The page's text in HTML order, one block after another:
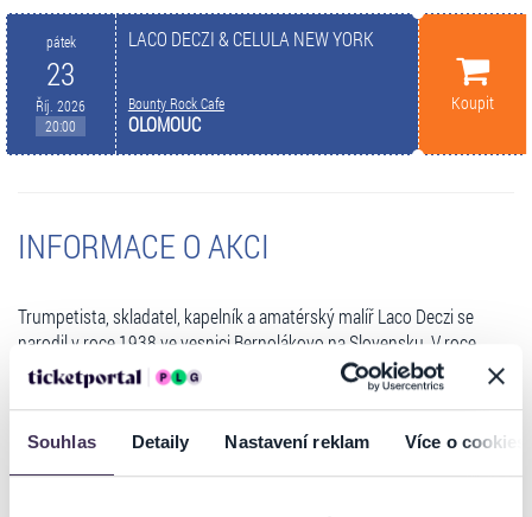
Souhlas Detaily Nastavení reklam Více o cookies
pátek
23
Říj. 2026
20:00
LACO DECZI & CELULA NEW YORK
Bounty Rock Cafe
OLOMOUC
Koupit
INFORMACE O AKCI
Trumpetista, skladatel, kapelník a amatérský malíř Laco Deczi se
narodil v roce 1938 ve vesnici Bernolákovo na Slovensku. V roce
1962 odešel z Bratislavy do Prahy kde působil až do své emigrace v
roce 1985. Po několika měsících strávených v Západním Německu